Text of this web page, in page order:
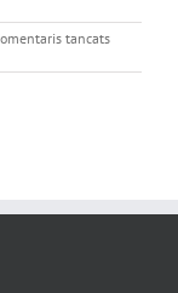
tancatsa
AMPA